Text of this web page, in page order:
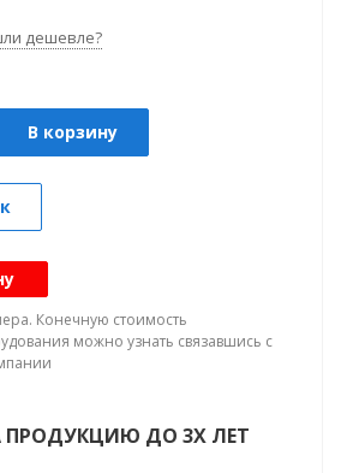
дешевле?
В корзину
Конечную стоимость
можно узнать связавшись с
ПРОДУКЦИЮ ДО 3Х ЛЕТ